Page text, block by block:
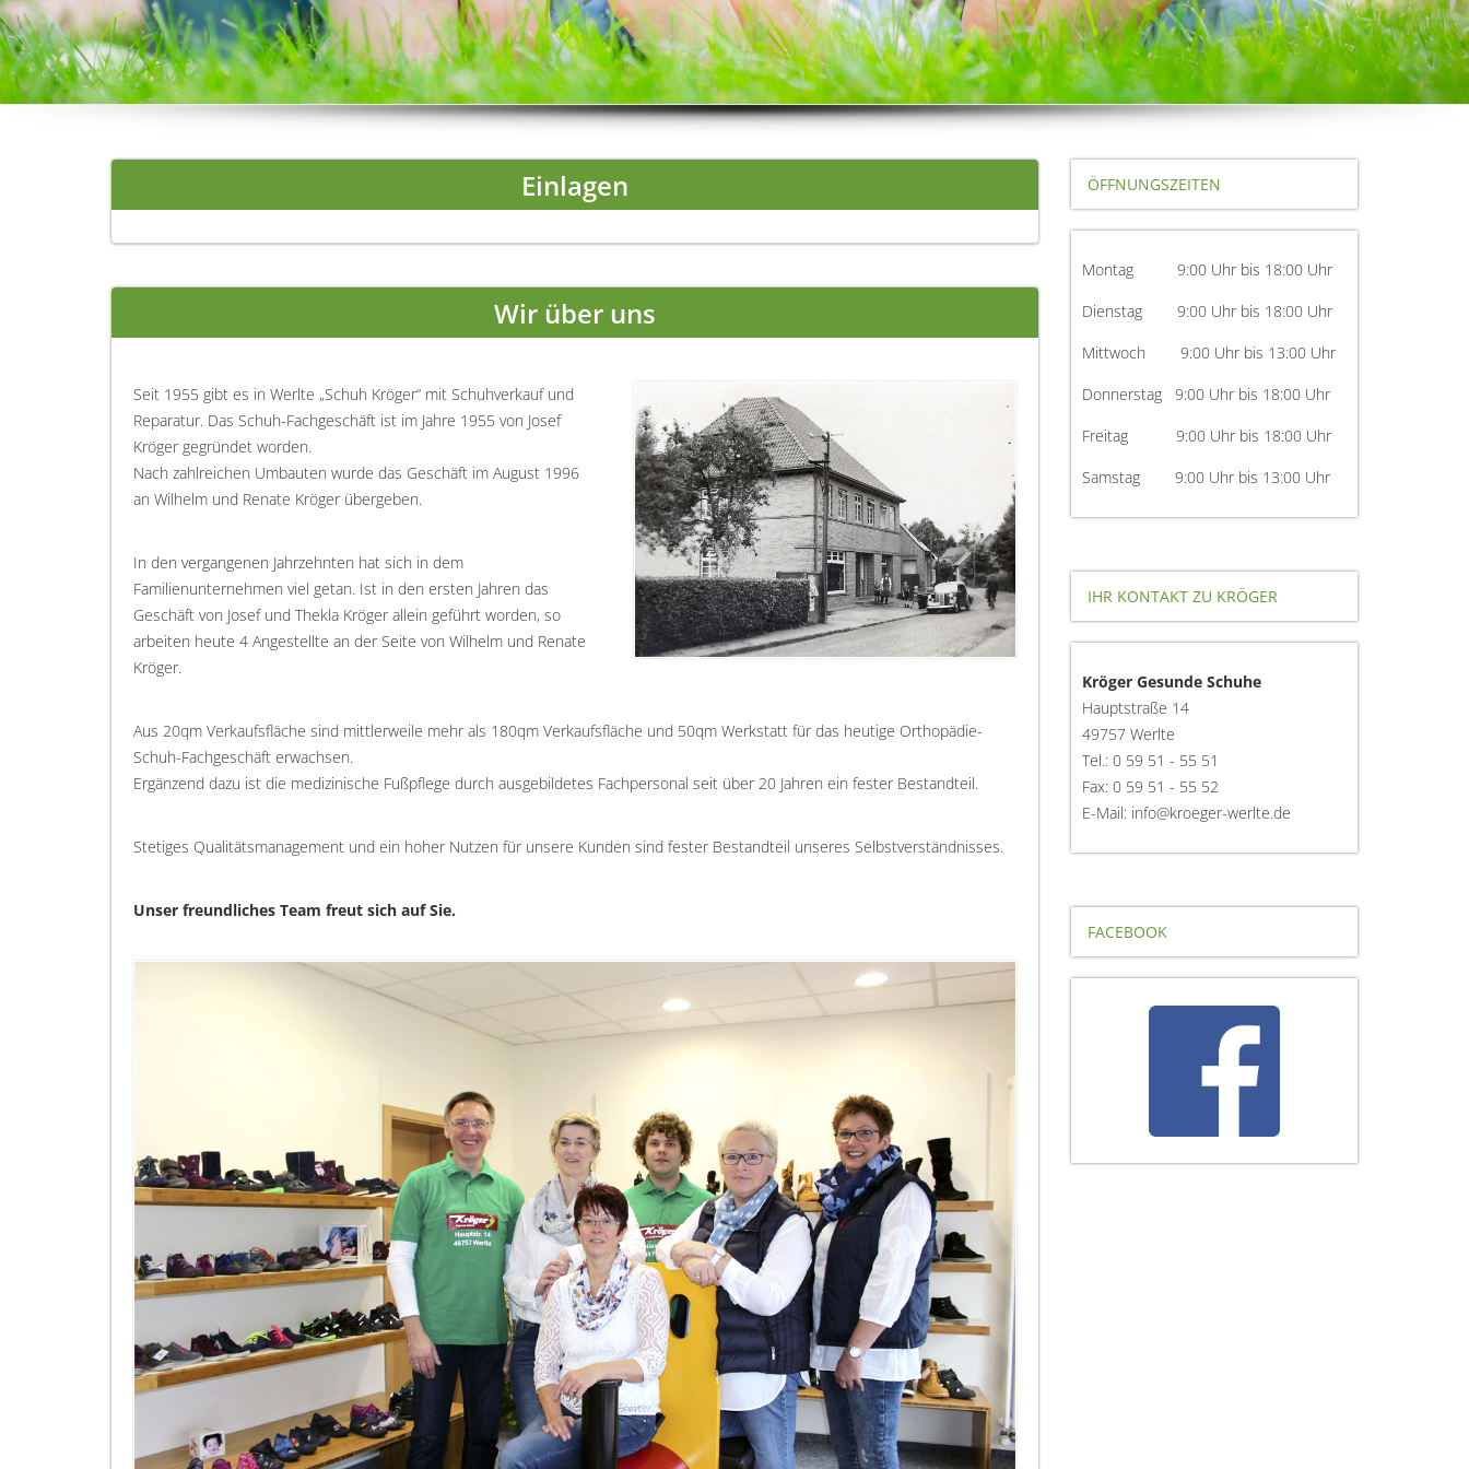
Einlagen
Wir über uns
Seit 1955 gibt es in Werlte „Schuh Kröger“ mit Schuhverkauf und
Reparatur. Das Schuh-Fachgeschäft ist im Jahre 1955 von Josef
Kröger gegründet worden.
Nach zahlreichen Umbauten wurde das Geschäft im August 1996
an Wilhelm und Renate Kröger übergeben.
In den vergangenen Jahrzehnten hat sich in dem
Familienunternehmen viel getan. Ist in den ersten Jahren das
Geschäft von Josef und Thekla Kröger allein geführt worden, so
arbeiten heute 4 Angestellte an der Seite von Wilhelm und Renate
Kröger.
Aus 20qm Verkaufsfläche sind mittlerweile mehr als 180qm Verkaufsfläche und 50qm Werkstatt für das heutige Orthopädie-
Schuh-Fachgeschäft erwachsen.
Ergänzend dazu ist die medizinische Fußpflege durch ausgebildetes Fachpersonal seit über 20 Jahren ein fester Bestandteil.
Stetiges Qualitätsmanagement und ein hoher Nutzen für unsere Kunden sind fester Bestandteil unseres Selbstverständnisses.
Unser freundliches Team freut sich auf Sie.
ÖFFNUNGSZEITEN
Montag 9:00 Uhr bis 18:00 Uhr
Dienstag 9:00 Uhr bis 18:00 Uhr
Mittwoch 9:00 Uhr bis 13:00 Uhr
Donnerstag 9:00 Uhr bis 18:00 Uhr
Freitag 9:00 Uhr bis 18:00 Uhr
Samstag 9:00 Uhr bis 13:00 Uhr
IHR KONTAKT ZU KRÖGER
Kröger Gesunde Schuhe
Hauptstraße 14
49757 Werlte
Tel.: 0 59 51 - 55 51
Fax: 0 59 51 - 55 52
E-Mail: info@kroeger-werlte.de
FACEBOOK